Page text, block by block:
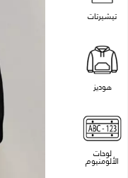
تيشيرتات
هوديز
لوحات
الألومنيوم